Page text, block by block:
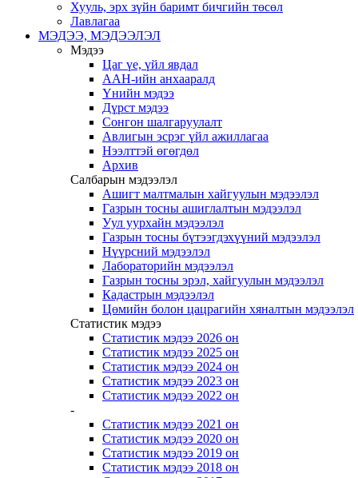
Хууль, эрх зүйн баримт бичгийн төсөл
Лавлагаа
МЭДЭЭ, МЭДЭЭЛЭЛ
Мэдээ
Цаг үе, үйл явдал
ААН-ийн анхааралд
Үнийн мэдээ
Дүрст мэдээ
Сонгон шалгаруулалт
Авлигын эсрэг үйл ажиллагаа
Нээлттэй өгөгдөл
Архив
Салбарын мэдээлэл
Ашигт малтмалын хайгуулын мэдээлэл
Газрын тосны ашиглалтын мэдээлэл
Уул уурхайн мэдээлэл
Газрын тосны бүтээгдэхүүний мэдээлэл
Нүүрсний мэдээлэл
Лабораторийн мэдээлэл
Газрын тосны эрэл, хайгуулын мэдээлэл
Кадастрын мэдээлэл
Цөмийн болон цацрагийн хяналтын мэдээлэл
Статистик мэдээ
Статистик мэдээ 2026 он
Статистик мэдээ 2025 он
Статистик мэдээ 2024 он
Статистик мэдээ 2023 он
Статистик мэдээ 2022 он
-
Статистик мэдээ 2021 он
Статистик мэдээ 2020 он
Статистик мэдээ 2019 он
Статистик мэдээ 2018 он